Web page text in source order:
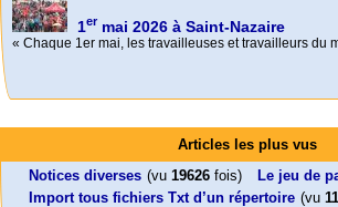
1ermai 2026 à Saint-Nazaire
« Chaque 1er mai, les travailleuses et travailleurs du
Aujourd’hui, mercredi 18 mars 2026, le président de
Emmanuel (…)
Leonard Peltier libre !
Leonard Peltier, un Amérindien condamné deux fois à
un (…)
En Pays-de-la-Loire le couperet
« La présidente Horizons de la région Pays de la
Mon CV... Cette perle indique une nouveauté, ou le
Articles les plus vus
Notices diverses (vu 19626 fois) Le jeu de
Import tous fichiers Txt d’un répertoire (vu